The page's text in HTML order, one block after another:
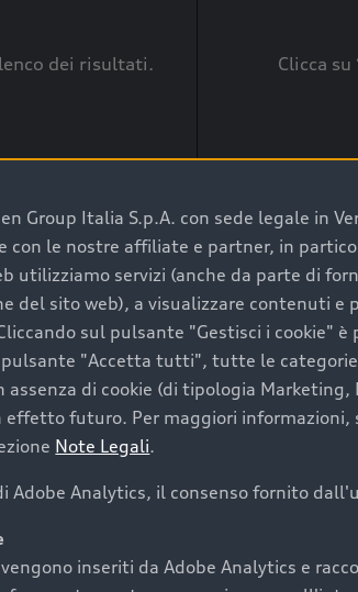
dei risultati. Clicca
decisione che coniuga
inclusa e l’affidabilità del marchio.
prima di
prima di acquistare
Group Italia S.p.A. con sede legale in
con le nostre affiliate e partner, in
utilizziamo servizi (anche da parte di
del sito web), a visualizzare contenuti
sul pulsante "Gestisci i cookie"
"Accetta tutti", tutte le
assenza di cookie (di tipologia
effetto futuro. Per maggiori
Note Legali.
Adobe Analytics, il consenso fornito
vengono inseriti da Adobe Analytics e